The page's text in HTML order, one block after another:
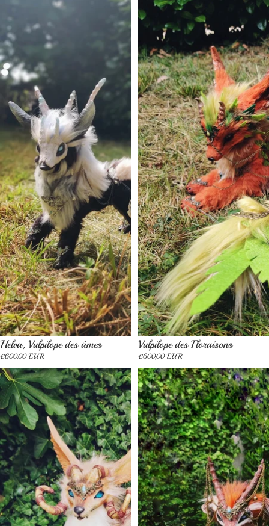
Épuisé
Helva, Vulpilope des âmes
€600,00 EUR
Épuisé
Vulpilope des Floraisons
€600,00 EUR